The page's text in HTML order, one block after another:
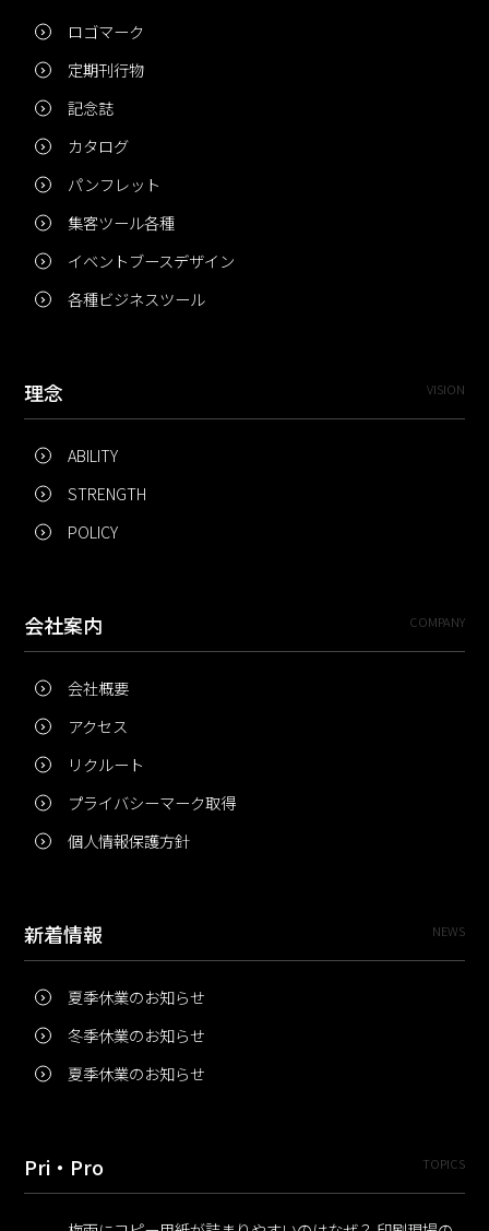
ロゴマーク
定期刊行物
記念誌
カタログ
パンフレット
集客ツール各種
イベントブースデザイン
各種ビジネスツール
理念 VISION
ABILITY
STRENGTH
POLICY
会社案内 COMPANY
会社概要
アクセス
リクルート
プライバシーマーク取得
個人情報保護方針
新着情報 NEWS
夏季休業のお知らせ
冬季休業のお知らせ
夏季休業のお知らせ
Pri・Pro TOPICS